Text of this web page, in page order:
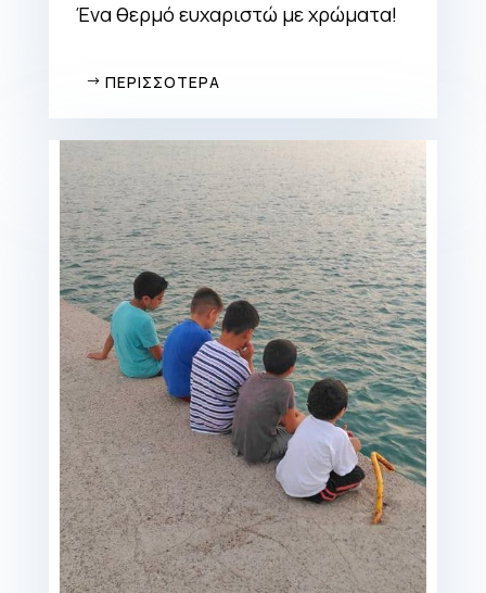
Ένα θερμό ευχαριστώ με χρώματα!
ΠΕΡΙΣΣΟΤΕΡΑ